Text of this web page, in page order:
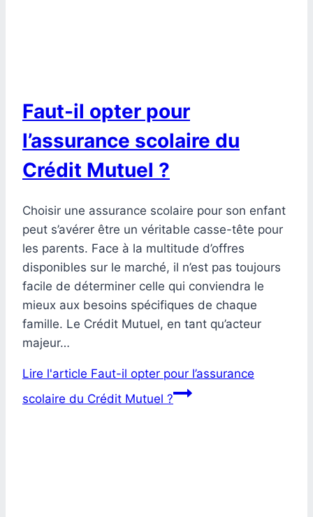
Faut-il opter pour
l’assurance scolaire du
Crédit Mutuel ?
Choisir une assurance scolaire pour son enfant
peut s’avérer être un véritable casse-tête pour
les parents. Face à la multitude d’offres
disponibles sur le marché, il n’est pas toujours
facile de déterminer celle qui conviendra le
mieux aux besoins spécifiques de chaque
famille. Le Crédit Mutuel, en tant qu’acteur
majeur…
Lire l'article Faut-il opter pour l’assurance
scolaire du Crédit Mutuel ?